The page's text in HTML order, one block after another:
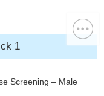
1
Screening – Male